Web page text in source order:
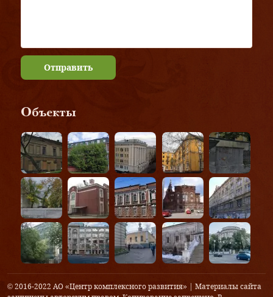
Отправить
Объекты
© 2016-2022 АО «Центр комплексного развития» | Материалы сайта